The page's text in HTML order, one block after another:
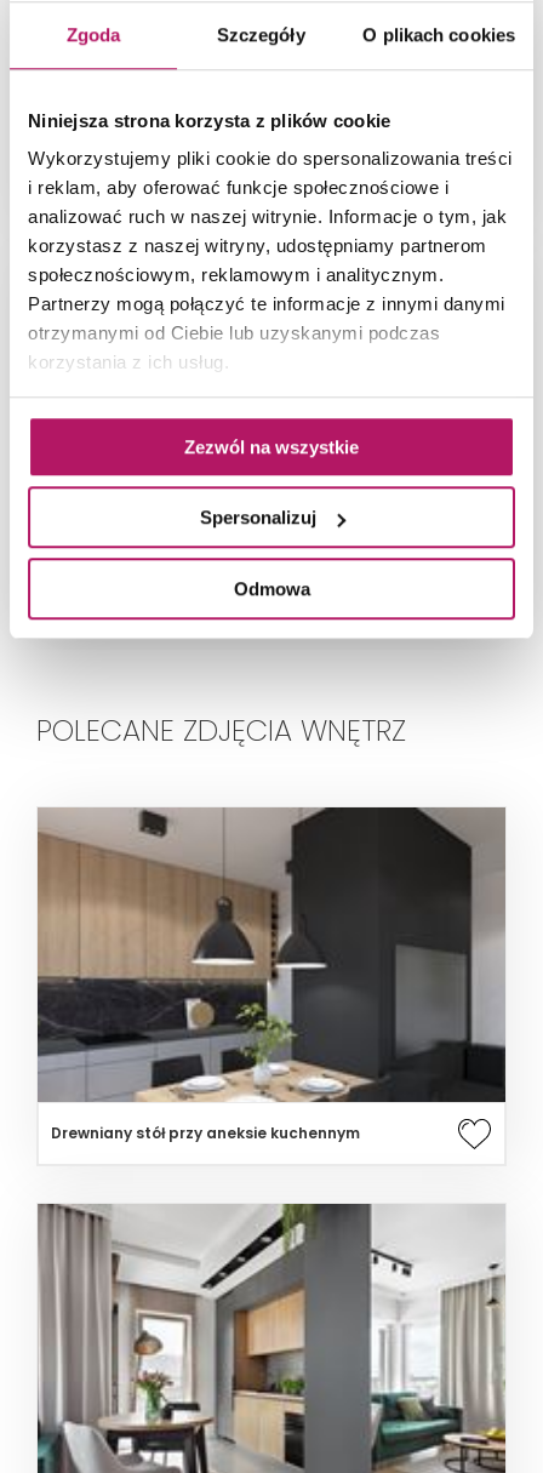
Zgoda Szczegóły O plikach cookies
Niniejsza strona korzysta z plików cookie
Wykorzystujemy pliki cookie do spersonalizowania treści
i reklam, aby oferować funkcje społecznościowe i
analizować ruch w naszej witrynie. Informacje o tym, jak
korzystasz z naszej witryny, udostępniamy partnerom
społecznościowym, reklamowym i analitycznym.
Partnerzy mogą połączyć te informacje z innymi danymi
otrzymanymi od Ciebie lub uzyskanymi podczas
korzystania z ich usług.
Zezwól na wszystkie
Spersonalizuj
Odmowa
Szary aneks kuchenny o kształcie litery L z
klasycznymi frontami
Salon z białymi sztukateriami i granatową kanapą
POLECANE ZDJĘCIA WNĘTRZ
Drewniany stół przy aneksie kuchennym